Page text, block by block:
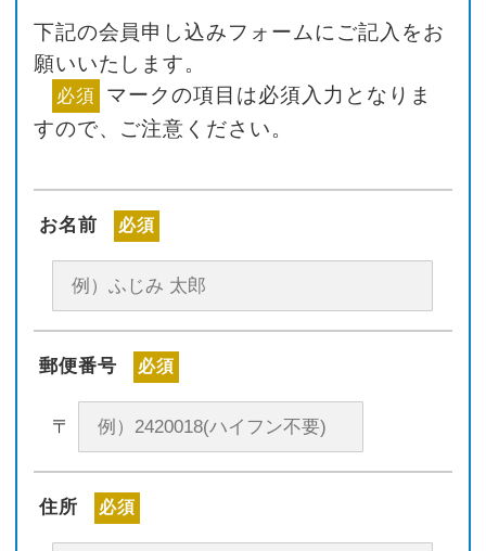
下記の会員申し込みフォームにご記入をお
願いいたします。
必須 マークの項目は必須入力となりま
すので、ご注意ください。
お名前 必須
郵便番号 必須
〒
住所 必須